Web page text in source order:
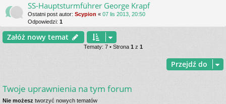
SS-Hauptsturmführer George Krapf
Ostatni post autor: Scypion « 07 lis 2013, 20:50
Odpowiedzi: 1
Załóż nowy temat
Tematy: 7 • Strona 1z 1
Przejdź do
Twoje uprawnienia na tym forum
Nie możesz tworzyć nowych tematów